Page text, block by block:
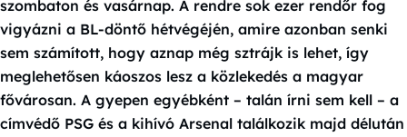
szombaton és vasárnap. A rendre sok ezer rendőr fog
vigyázni a BL-döntő hétvégéjén, amire azonban senki
sem számított, hogy aznap még sztrájk is lehet, így
meglehetősen káoszos lesz a közlekedés a magyar
fővárosan. A gyepen egyébként – talán írni sem kell – a
címvédő PSG és a kihívó Arsenal találkozik majd délután